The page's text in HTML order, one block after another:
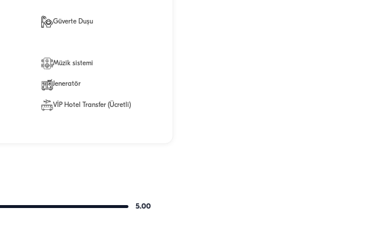
Güverte Duşu
Müzik sistemi
Jeneratör
VİP Hotel Transfer (Ücretli)
5.00